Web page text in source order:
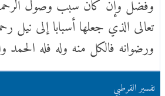
تعالى الذي جعلها أسبابا إلى نيل
ورضوانه فالكل منه وله فله الحمد
تفسير القرطبي